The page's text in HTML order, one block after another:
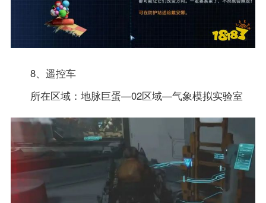
8、遥控车
所在区域：地脉巨蛋—02区域—气象模拟实验室